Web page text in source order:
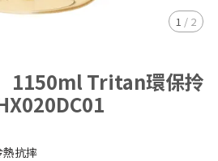
1 / 2
】1150ml Tritan環保拎
抗摔